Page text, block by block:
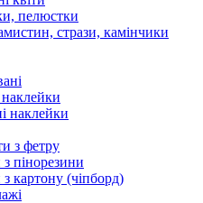
пелюстки
стрази, камінчики
наклейки
з фетру
пінорезини
картону (чіпборд)